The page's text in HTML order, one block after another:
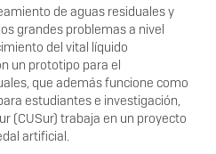
de aguas residuales y
grandes problemas a nivel
del vital líquido
un prototipo para el
que además funcione como
estudiantes e investigación,
(CUSur) trabaja en un proyecto
artificial.